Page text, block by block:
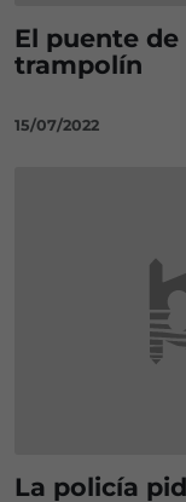
El puente de
trampolín
15/07/2022
La policía